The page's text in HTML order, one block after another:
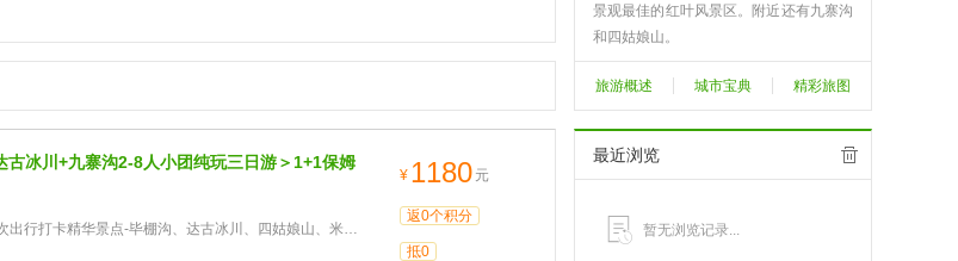
古冰川+九寨沟2-8人小团纯玩三日游＞1+1保姆
-毕棚沟、达古冰川、四姑娘山、米亚罗、奶子沟、羊茸哈德，全程0自费0购物。
¥ 1180 元
返0个积分
抵0
景观最佳的红叶风景区。附近还有九寨沟
和四姑娘山。
米亚罗，位于四川省阿坝藏族、羌族自治
州理县境内，背靠雪山，面对盆地，正好
处于成都至九寨黄龙旅游线的中间，全景
3688平方公里，比北京香山红叶风景区
积最大、景色最为壮观的红叶风景区之
一。区内群山连绵，江河纵横，林海浩
旅游概述 城市宝典 精彩旅图
最近浏览
暂无浏览记录...